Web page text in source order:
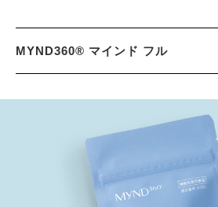
MYND360® マインド フル